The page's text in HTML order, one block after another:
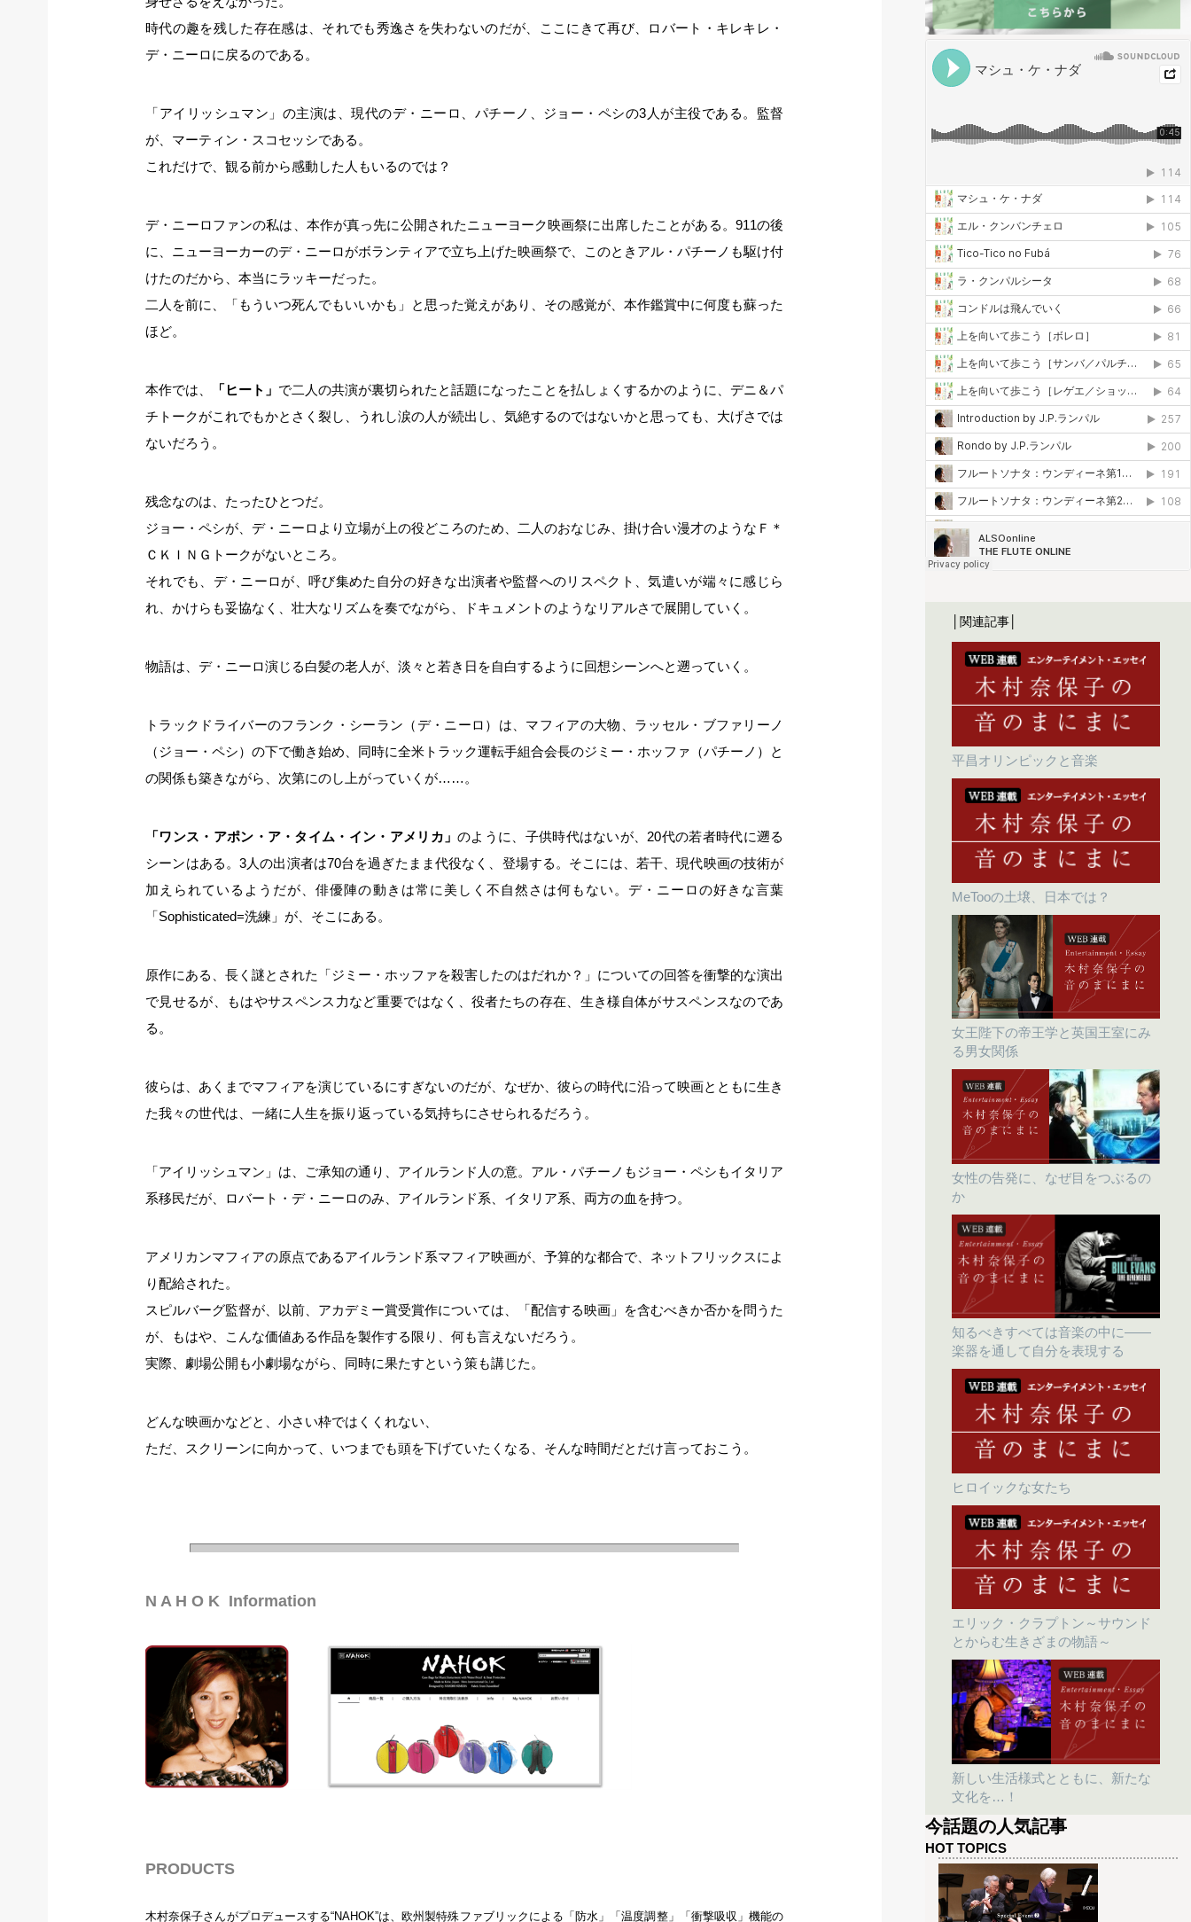
時代の趣を残した存在感は、それでも秀逸さを失わないのだが、ここにきて再び、ロバート・キレキレ・
デ・ニーロに戻るのである。
「アイリッシュマン」の主演は、現代のデ・ニーロ、パチーノ、ジョー・ペシの3人が主役である。監督
が、マーティン・スコセッシである。
これだけで、観る前から感動した人もいるのでは？
デ・ニーロファンの私は、本作が真っ先に公開されたニューヨーク映画祭に出席したことがある。911の後
に、ニューヨーカーのデ・ニーロがボランティアで立ち上げた映画祭で、このときアル・パチーノも駆け付
けたのだから、本当にラッキーだった。
二人を前に、「もういつ死んでもいいかも」と思った覚えがあり、その感覚が、本作鑑賞中に何度も蘇った
ほど。
本作では、 「ヒート」 で二人の共演が裏切られたと話題になったことを払しょくするかのように、デニ＆パ
チトークがこれでもかとさく裂し、うれし涙の人が続出し、気絶するのではないかと思っても、大げさでは
ないだろう。
残念なのは、たったひとつだ。
ジョー・ペシが、デ・ニーロより立場が上の役どころのため、二人のおなじみ、掛け合い漫才のようなＦ＊
ＣＫＩＮＧトークがないところ。
それでも、デ・ニーロが、呼び集めた自分の好きな出演者や監督へのリスペクト、気遣いが端々に感じら
れ、かけらも妥協なく、壮大なリズムを奏でながら、ドキュメントのようなリアルさで展開していく。
物語は、デ・ニーロ演じる白髪の老人が、淡々と若き日を自白するように回想シーンへと遡っていく。
トラックドライバーのフランク・シーラン（デ・ニーロ）は、マフィアの大物、ラッセル・ブファリーノ
（ジョー・ペシ）の下で働き始め、同時に全米トラック運転手組合会長のジミー・ホッファ（パチーノ）と
の関係も築きながら、次第にのし上がっていくが……。
「ワンス・アポン・ア・タイム・イン・アメリカ」のように、子供時代はないが、20代の若者時代に遡る
シーンはある。3人の出演者は70台を過ぎたまま代役なく、登場する。そこには、若干、現代映画の技術が
加えられているようだが、俳優陣の動きは常に美しく不自然さは何もない。デ・ニーロの好きな言葉
「Sophisticated=洗練」が、そこにある。
原作にある、長く謎とされた「ジミー・ホッファを殺害したのはだれか？」についての回答を衝撃的な演出
で見せるが、もはやサスペンス力など重要ではなく、役者たちの存在、生き様自体がサスペンスなのであ
る。
彼らは、あくまでマフィアを演じているにすぎないのだが、なぜか、彼らの時代に沿って映画とともに生き
た我々の世代は、一緒に人生を振り返っている気持ちにさせられるだろう。
「アイリッシュマン」は、ご承知の通り、アイルランド人の意。アル・パチーノもジョー・ペシもイタリア
系移民だが、ロバート・デ・ニーロのみ、アイルランド系、イタリア系、両方の血を持つ。
アメリカンマフィアの原点であるアイルランド系マフィア映画が、予算的な都合で、ネットフリックスによ
り配給された。
スピルバーグ監督が、以前、アカデミー賞受賞作については、「配信する映画」を含むべきか否かを問うた
が、もはや、こんな価値ある作品を製作する限り、何も言えないだろう。
実際、劇場公開も小劇場ながら、同時に果たすという策も講じた。
どんな映画かなどと、小さい枠ではくくれない、
ただ、スクリーンに向かって、いつまでも頭を下げていたくなる、そんな時間だとだけ言っておこう。
N A H O K Information
PRODUCTS
木村奈保子さんがプロデュースする“NAHOK”は、欧州製特殊ファブリックによる「防水」「温度調整」「衝撃吸収」機能の
│関連記事│
平昌オリンピックと音楽
MeTooの土壌、日本では？
女王陛下の帝王学と英国王室にみ
る男女関係
女性の告発に、なぜ目をつぶるの
か
知るべきすべては音楽の中に――
楽器を通して自分を表現する
ヒロイックな女たち
エリック・クラプトン～サウンド
とからむ生きざまの物語～
新しい生活様式とともに、新たな
文化を…！
今話題の人気記事
HOT TOPICS